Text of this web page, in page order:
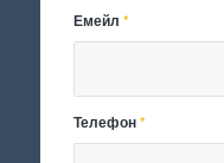
Емейл*
Телефон*